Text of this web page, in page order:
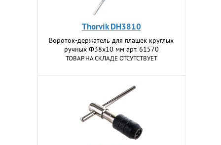
Thorvik DH3810
Вороток-держатель для плашек круглых
ручных Ф38x10 мм арт. 61570
ТОВАР НА СКЛАДЕ ОТСУТСТВУЕТ